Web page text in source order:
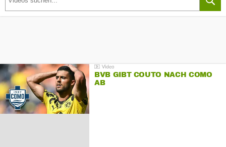
BVB GIBT COUTO NACH COMO
AB